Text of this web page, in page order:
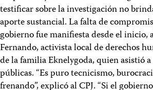
testificar sobre la investigación no
aporte sustancial. La falta de
gobierno fue manifiesta desde el inicio,
Fernando, activista local de derechos
de la familia Eknelygoda, quien asistió
públicas. “Es puro tecnicismo,
frenando”, explicó al CPJ. “Si el